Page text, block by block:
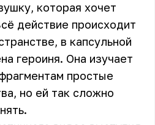
которая хочет
действие происходит
в капсульной
героиня. Она изучает
простые
но ей так сложно